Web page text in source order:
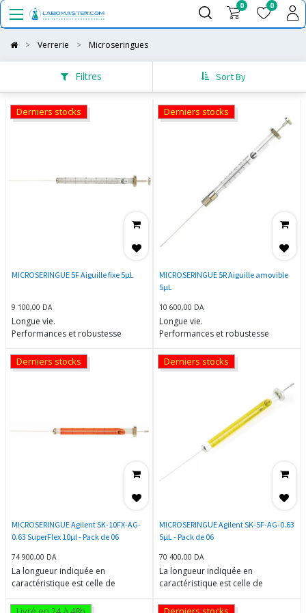
0 0
Verrerie Microseringues
Filtres Sort By
Derniers stocks
MICROSERINGUE 5F Aiguille fixe 5µL
9 100,00 DA
Longue vie.
Performances et robustesse
Réduction du report.
La longueur indiquée en
Derniers stocks
MICROSERINGUE 5R Aiguille amovible
5µL
10 600,00 DA
Longue vie.
Performances et robustesse
Réduction du report.
La longueur indiquée en
Conditionnement : 1 X 1.
Derniers stocks
MICROSERINGUE Agilent SK-10FX-AG-
0.63 SuperFlex 10µl - Pack de 06
74 900,00 DA
La longueur indiquée en
caractéristique est celle de
Conditionnement : 1 X 6.
Derniers stocks
MICROSERINGUE Agilent SK-5F-AG-0.63
5µL - Pack de 06
70 400,00 DA
La longueur indiquée en
caractéristique est celle de